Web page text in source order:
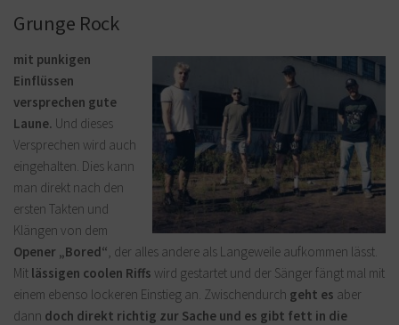
Grunge Rock
mit punkigen
Einflüssen
versprechen gute
Laune. Und dieses
Versprechen wird auch
eingehalten. Dies kann
man direkt nach den
ersten Takten und
Klängen von dem
Opener „Bored“, der alles andere als Langeweile aufkommen lässt.
Mit lässigen coolen Riffs wird gestartet und der Sänger fängt mal mit
einem ebenso lockeren Einstieg an. Zwischendurch geht es aber
dann doch direkt richtig zur Sache und es gibt fett in die